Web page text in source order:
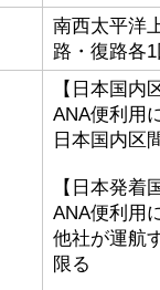
南西太平洋
路・復路各
【日本国内
ANA便利用
日本国内区
【日本発着
ANA便利用
他社が運航
限る